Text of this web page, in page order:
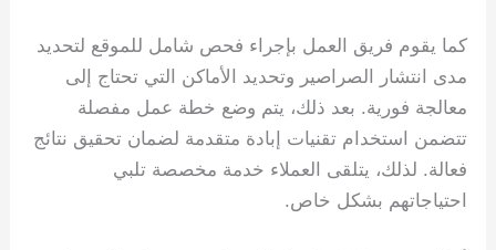
كما يقوم فريق العمل بإجراء فحص شامل للموقع لتحديد
مدى انتشار الصراصير وتحديد الأماكن التي تحتاج إلى
معالجة فورية. بعد ذلك، يتم وضع خطة عمل مفصلة
تتضمن استخدام تقنيات إبادة متقدمة لضمان تحقيق نتائج
فعالة. لذلك، يتلقى العملاء خدمة مخصصة تلبي
احتياجاتهم بشكل خاص.